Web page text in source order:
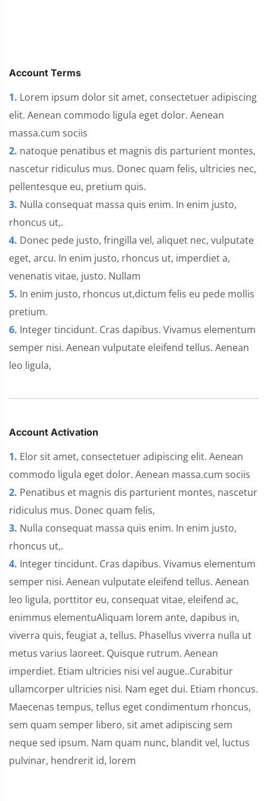
Account Terms
1. Lorem ipsum dolor sit amet, consectetuer adipiscing
elit. Aenean commodo ligula eget dolor. Aenean
massa.cum sociis
2. natoque penatibus et magnis dis parturient montes,
nascetur ridiculus mus. Donec quam felis, ultricies nec,
pellentesque eu, pretium quis.
3. Nulla consequat massa quis enim. In enim justo,
rhoncus ut,.
4. Donec pede justo, fringilla vel, aliquet nec, vulputate
eget, arcu. In enim justo, rhoncus ut, imperdiet a,
venenatis vitae, justo. Nullam
5. In enim justo, rhoncus ut,dictum felis eu pede mollis
pretium.
6. Integer tincidunt. Cras dapibus. Vivamus elementum
semper nisi. Aenean vulputate eleifend tellus. Aenean
leo ligula,
Account Activation
1. Elor sit amet, consectetuer adipiscing elit. Aenean
commodo ligula eget dolor. Aenean massa.cum sociis
2. Penatibus et magnis dis parturient montes, nascetur
ridiculus mus. Donec quam felis,
3. Nulla consequat massa quis enim. In enim justo,
rhoncus ut,.
4. Integer tincidunt. Cras dapibus. Vivamus elementum
semper nisi. Aenean vulputate eleifend tellus. Aenean
leo ligula, porttitor eu, consequat vitae, eleifend ac,
enimmus elementuAliquam lorem ante, dapibus in,
viverra quis, feugiat a, tellus. Phasellus viverra nulla ut
metus varius laoreet. Quisque rutrum. Aenean
imperdiet. Etiam ultricies nisi vel augue..Curabitur
ullamcorper ultricies nisi. Nam eget dui. Etiam rhoncus.
Maecenas tempus, tellus eget condimentum rhoncus,
sem quam semper libero, sit amet adipiscing sem
neque sed ipsum. Nam quam nunc, blandit vel, luctus
pulvinar, hendrerit id, lorem